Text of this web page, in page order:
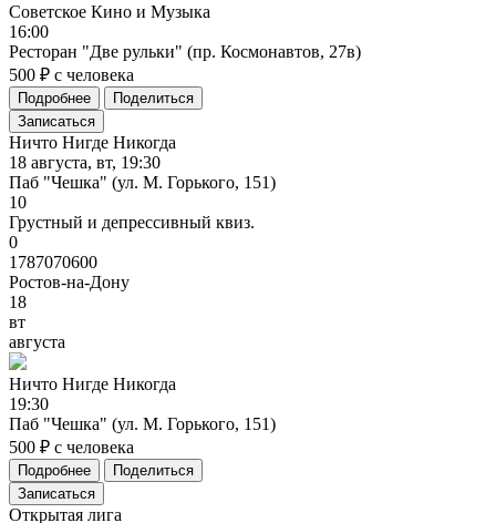
Советское Кино и Музыка
16:00
Ресторан "Две рульки" (пр. Космонавтов, 27в)
500 ₽ с человека
Подробнее
Поделиться
Записаться
Ничто Нигде Никогда
18 августа, вт, 19:30
Паб "Чешка" (ул. М. Горького, 151)
10
Грустный и депрессивный квиз.
0
1787070600
Ростов-на-Дону
18
вт
августа
Ничто Нигде Никогда
19:30
Паб "Чешка" (ул. М. Горького, 151)
500 ₽ с человека
Подробнее
Поделиться
Записаться
Открытая лига